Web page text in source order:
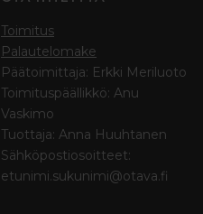
Toimitus
Palautelomake
Päätoimittaja: Erkki Meriluoto
Toimituspäällikkö: Anu
Vaskimo
Tuottaja: Anna Huuhtanen
Sähköpostiosoitteet:
etunimi.sukunimi@otava.fi